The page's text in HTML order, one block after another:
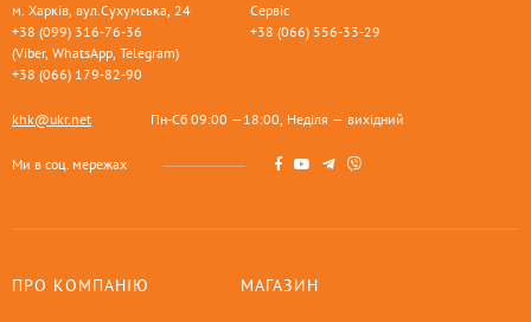
м. Харків, вул.Сухумська, 24
+38 (099) 316-76-36
(Viber, WhatsApp, Telegram)
+38 (066) 179-82-90
Сервіс
+38 (066) 556-33-29
khk@ukr.net Пн-Сб 09:00 —18:00, Неділя — вихідний
Ми в соц. мережах
ПРО КОМПАНІЮ МАГАЗИН